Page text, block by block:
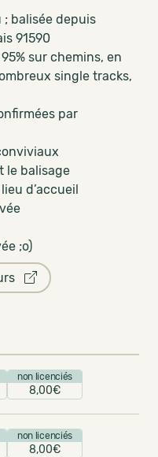
; balisée depuis
91590
sur chemins, en
single tracks,
par
le balisage
d’accueil
;o)
non licenciés
8,00€
non licenciés
8,00€